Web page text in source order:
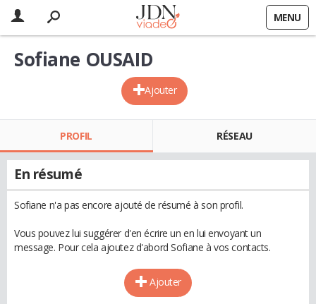
MENU
Ajouter
Sofiane OUSAID
PROFIL RÉSEAU
En résumé
Sofiane n'a pas encore ajouté de résumé à son profil.
Vous pouvez lui suggérer d'en écrire un en lui envoyant un
message. Pour cela ajoutez d'abord Sofiane à vos contacts.
Ajouter